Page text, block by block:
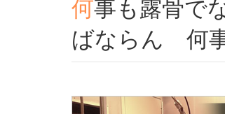
何事も露骨でなければならん 何事も真想でなけれ
ばならん 何